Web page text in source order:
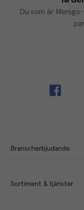
Du som är
Branscherbjudande
Sortiment & tjänster